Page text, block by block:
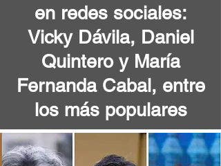
en redes sociales:
Vicky Dávila, Daniel
Quintero y María
Fernanda Cabal, entre
los más populares